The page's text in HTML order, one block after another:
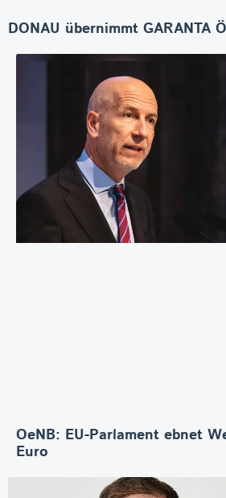
DONAU übernimmt GARANTA
OeNB: EU-Parlament ebnet
Euro